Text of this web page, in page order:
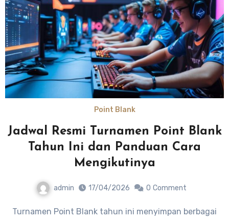
Point Blank
Jadwal Resmi Turnamen Point Blank
Tahun Ini dan Panduan Cara
Mengikutinya
admin 17/04/2026 0 Comment
Turnamen Point Blank tahun ini menyimpan berbagai